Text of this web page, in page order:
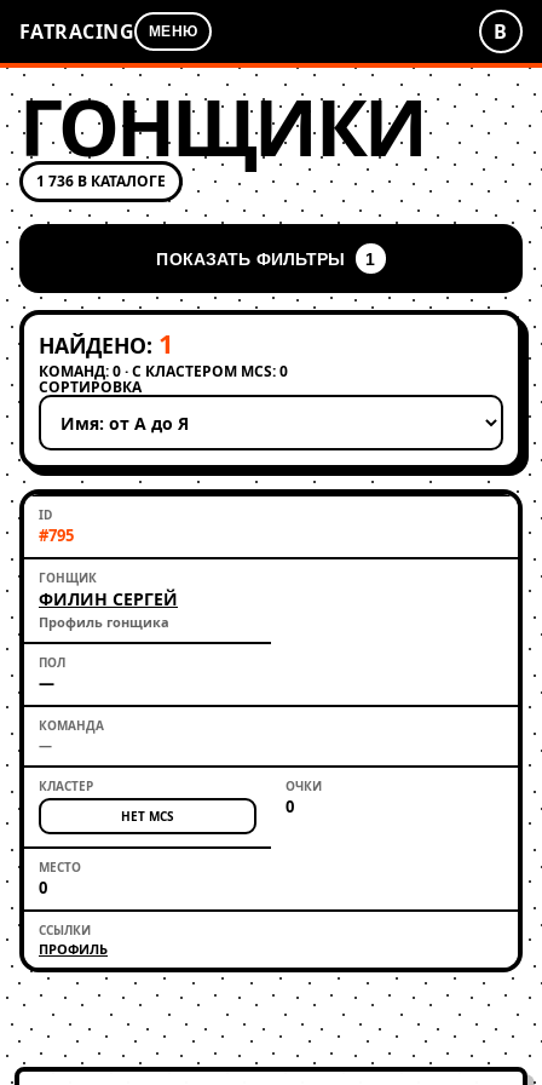
FATRACING МЕНЮ В
ГОНЩИКИ
1 736 В КАТАЛОГЕ
ПОКАЗАТЬ ФИЛЬТРЫ 1
НАЙДЕНО: 1
КОМАНД: 0 · С КЛАСТЕРОМ MCS: 0
СОРТИРОВКА
Применить сортировку
#795
ФИЛИН СЕРГЕЙ
Профиль гонщика
—
—
НЕТ MCS 0
0
ПРОФИЛЬ